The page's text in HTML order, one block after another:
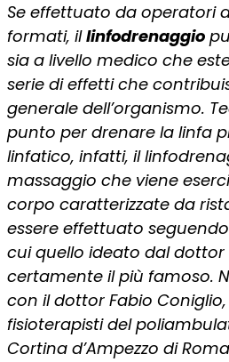
Se effettuato da operatori
formati, illinfodrenaggio
sia a livello medico che
serie di effetti che
generale dell’organismo.
punto per drenare la linfa
linfatico, infatti, il
massaggio che viene
corpo caratterizzate da
essere effettuato
cui quello ideato dal dottor
certamente il più famoso.
con il dottor Fabio
fisioterapisti del
Cortina d’Ampezzo di